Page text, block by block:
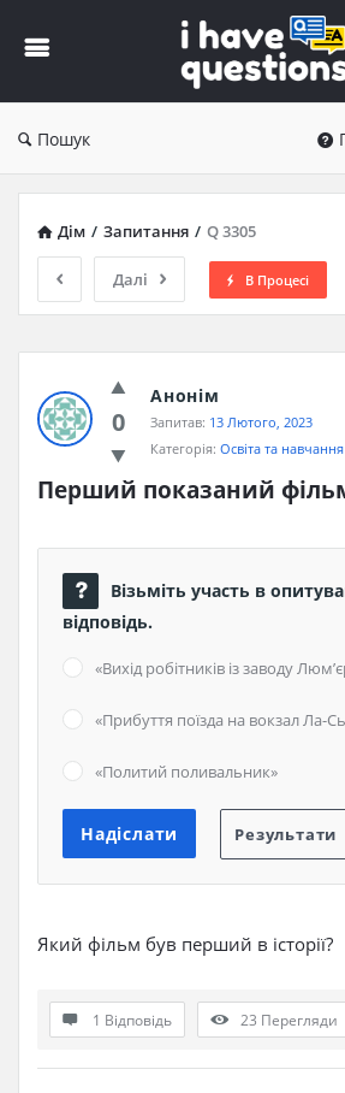
Пошук
Дім / Запитання / Q 3305
Далі В Процесі
0
Анонім
Запитав: 13 Лютого, 2023
Категорія: Освіта та навчання
Перший показаний
Візьміть участь в
відповідь.
«Вихід робітників із заводу
«Прибуття поїзда на вокзал Ла-
«Политий поливальник»
Який фільм був перший в історії?
1 Відповідь 23 Перегляди